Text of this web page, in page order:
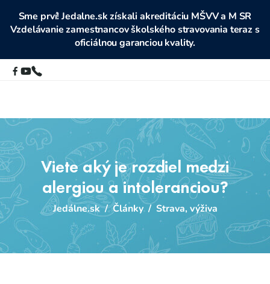
Sme prví! Jedalne.sk získali akreditáciu MŠVV a M SR
Vzdelávanie zamestnancov školského stravovania teraz s
oficiálnou garanciou kvality.
Viete aký je rozdiel medzi
alergiou a intoleranciou?
Jedálne.sk / Články / Strava, výživa